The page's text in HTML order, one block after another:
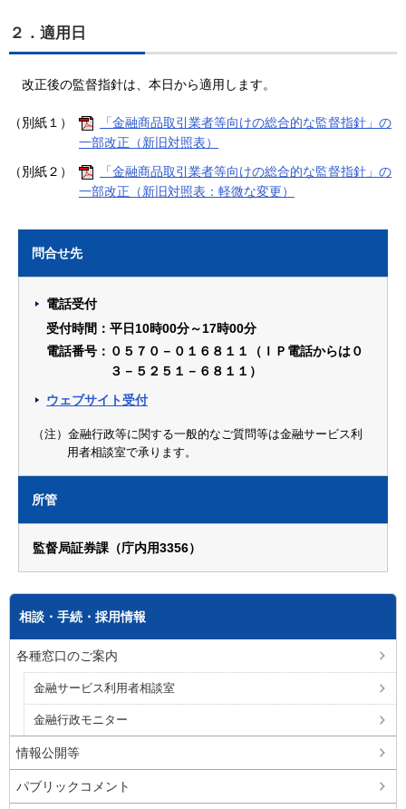
２．適用日
改正後の監督指針は、本日から適用します。
（別紙１）
「金融商品取引業者等向けの総合的な監督指針」の
一部改正（新旧対照表）
（別紙２）
「金融商品取引業者等向けの総合的な監督指針」の
一部改正（新旧対照表：軽微な変更）
問合せ先
電話受付
受付時間：平日10時00分～17時00分
電話番号：０５７０－０１６８１１（ＩＰ電話からは０
３－５２５１－６８１１）
ウェブサイト受付
（注）金融行政等に関する一般的なご質問等は金融サービス利
用者相談室で承ります。
所管
監督局証券課（庁内用3356）
相談・手続・採用情報
各種窓口のご案内
金融サービス利用者相談室
金融行政モニター
情報公開等
パブリックコメント